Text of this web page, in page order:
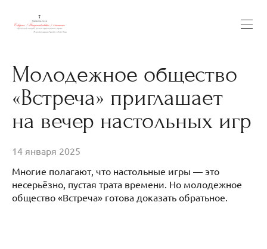
Молодежное общество
«Встреча» приглашает
на вечер настольных игр
14 января 2025
Многие полагают, что настольные игры — это
несерьёзно, пустая трата времени. Но молодежное
общество «Встреча» готова доказать обратьное.